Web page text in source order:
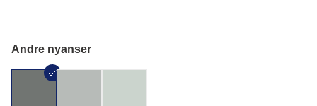
Andre nyanser